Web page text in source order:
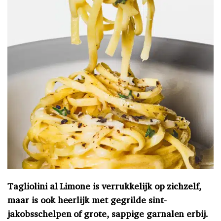
Tagliolini al Limone is verrukkelijk op zichzelf,
maar is ook heerlijk met gegrilde sint-
jakobsschelpen of grote, sappige garnalen erbij.